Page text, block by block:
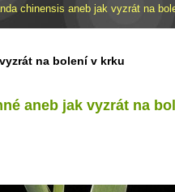
chinensis aneb jak vyzrát na
na bolení v krku
aneb jak vyzrát na